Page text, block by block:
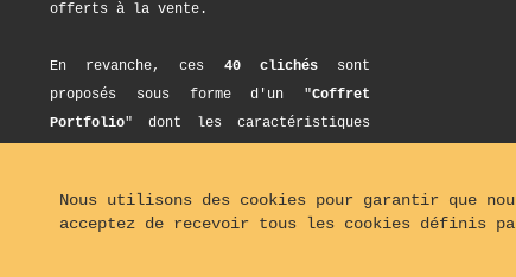
offerts à la vente.
En revanche, ces 40 clichéssont
proposés sous forme d'un "Coffret
Portfolio" dont les caractéristiques
Nous utilisons des cookies pour garantir que
acceptez de recevoir tous les cookies définis